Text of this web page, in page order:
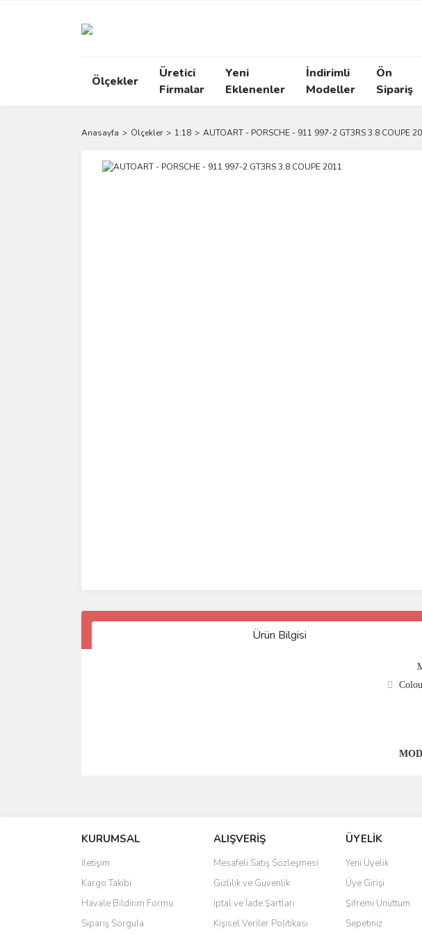
Ölçekler
Üretici
Firmalar
Yeni
Eklenenler
İndirimli
Modeller
Ön
Sipariş
Anasayfa Ölçekler 1:18 AUTOART - PORSCHE - 911 997-2 GT3RS 3.8 COUPE
Ürün Bilgisi
KURUMSAL
İletişim
Kargo Takibi
Havale Bildirim Formu
Sipariş Sorgula
ALIŞVERİŞ
Mesafeli Satış Sözleşmesi
Gizlilik ve Güvenlik
İptal ve İade Şartları
Kişisel Veriler Politikası
ÜYELİK
Yeni Üyelik
Üye Girişi
Şifremi Unuttum
Sepetiniz